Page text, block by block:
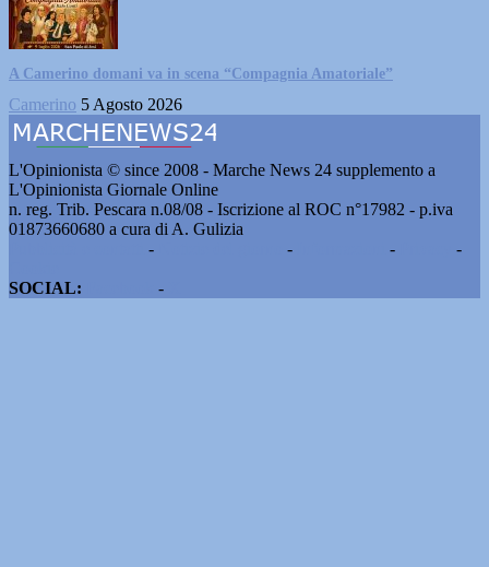
A Camerino domani va in scena “Compagnia Amatoriale”
Camerino 5 Agosto 2026
L'Opinionista © since 2008 - Marche News 24 supplemento a
L'Opinionista Giornale Online
n. reg. Trib. Pescara n.08/08 - Iscrizione al ROC n°17982 - p.iva
01873660680 a cura di A. Gulizia
- - -
-
SOCIAL:
-